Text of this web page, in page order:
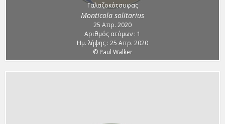
Γαλαζοκότσυφας
Monticola solitarius
25 Απρ. 2020
Αριθμός ατόμων : 1
Ημ. λήψης : 25 Απρ. 2020
© Paul Walker